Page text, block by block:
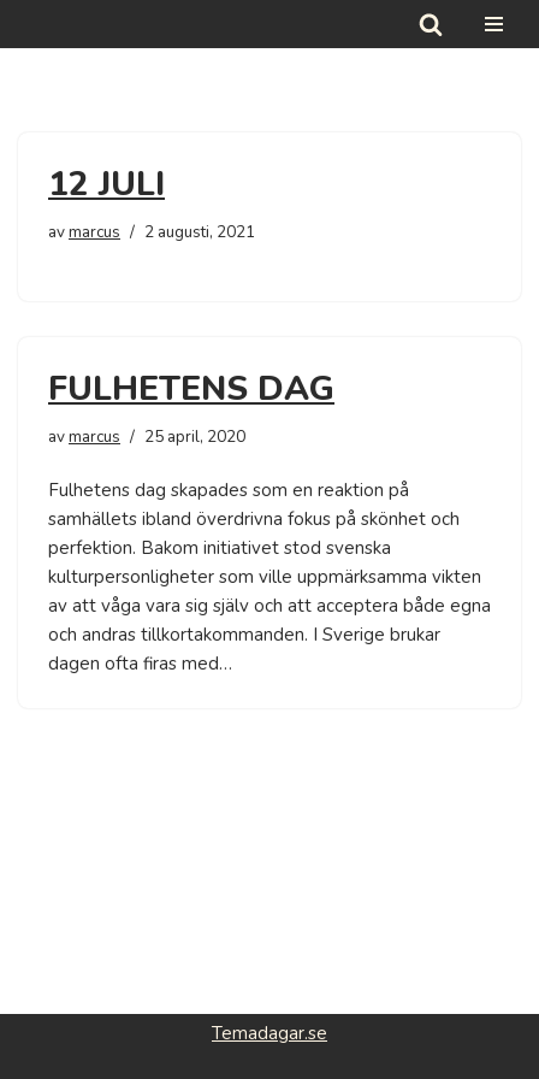
12 JULI
avmarcus 2 augusti, 2021
FULHETENS DAG
avmarcus 25 april, 2020
Fulhetens dag skapades som en reaktion på
samhällets ibland överdrivna fokus på skönhet och
perfektion. Bakom initiativet stod svenska
kulturpersonligheter som ville uppmärksamma vikten
av att våga vara sig själv och att acceptera både egna
och andras tillkortakommanden. I Sverige brukar
dagen ofta firas med…
Temadagar.se